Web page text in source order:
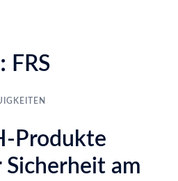
FRS
Produkte
am